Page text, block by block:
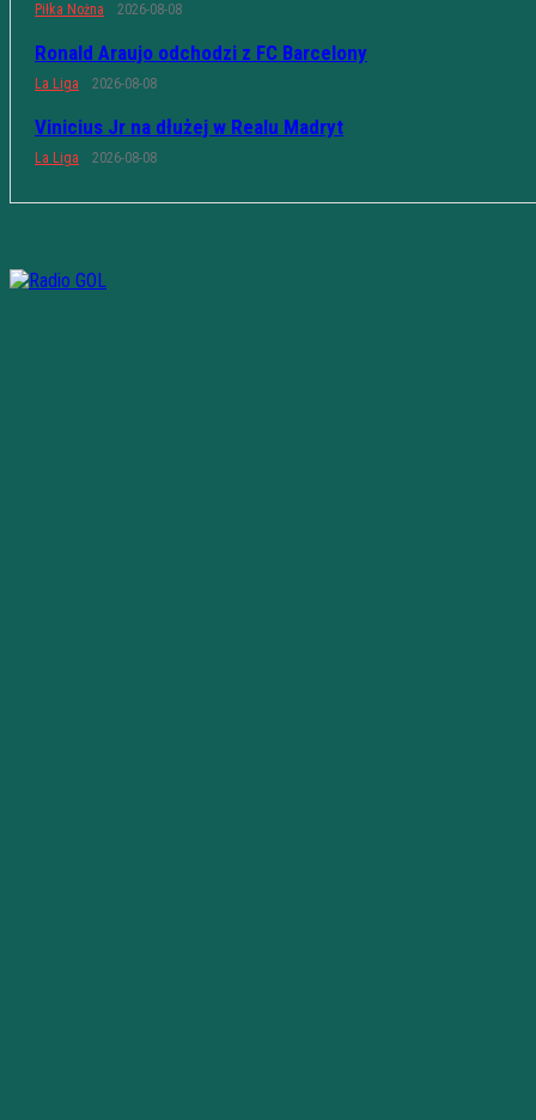
Piłka Nożna 2026-08-08
Ronald Araujo odchodzi z FC Barcelony
La Liga 2026-08-08
Vinicius Jr na dłużej w Realu Madryt
La Liga 2026-08-08